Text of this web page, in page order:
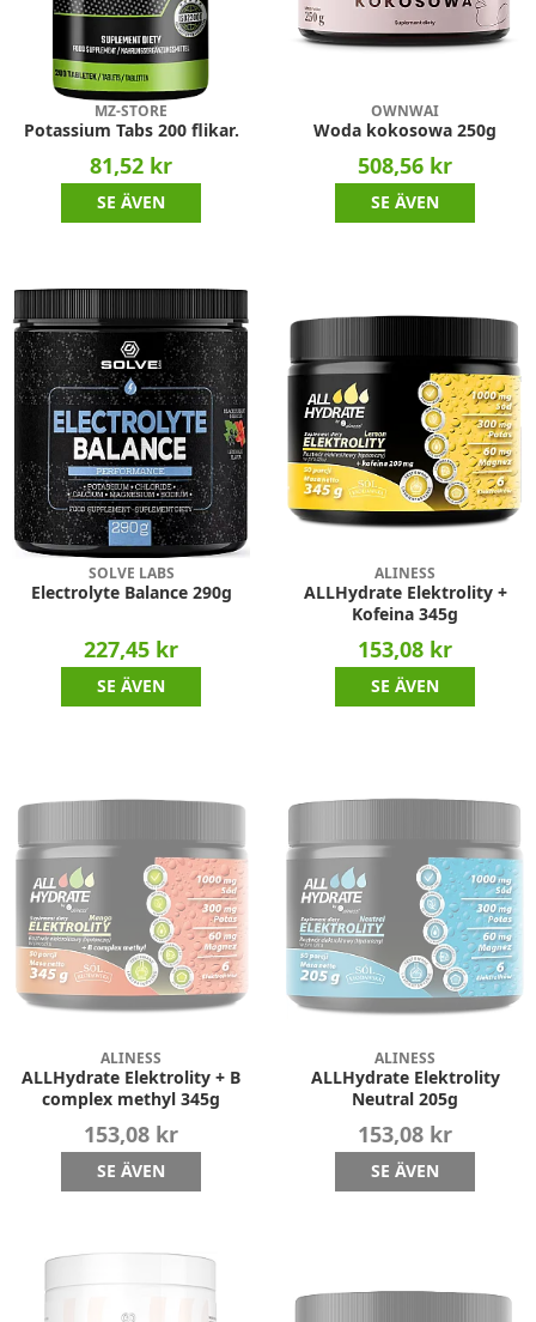
MZ-STORE
Potassium Tabs 200 flikar.
81,52 kr
SE ÄVEN
OWNWAI
Woda kokosowa 250g
508,56 kr
SE ÄVEN
SOLVE LABS
Electrolyte Balance 290g
227,45 kr
SE ÄVEN
ALINESS
ALLHydrate Elektrolity +
Kofeina 345g
153,08 kr
SE ÄVEN
ALINESS
ALLHydrate Elektrolity + B
complex methyl 345g
153,08 kr
SE ÄVEN
ALINESS
ALLHydrate Elektrolity
Neutral 205g
153,08 kr
SE ÄVEN